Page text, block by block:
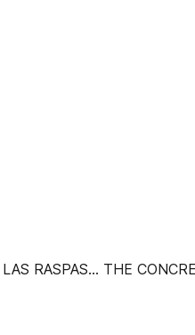
RASPAS... THE